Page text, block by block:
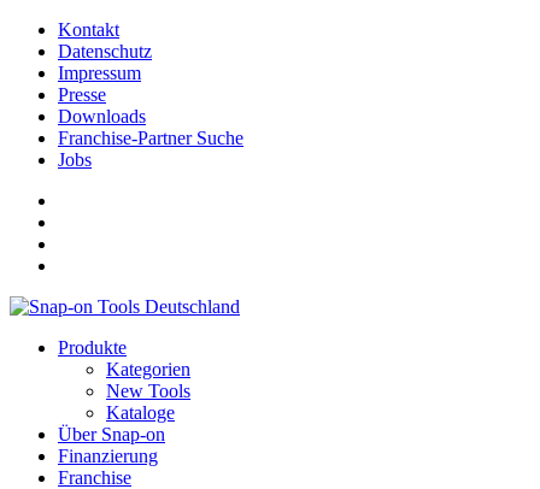
Kontakt
Datenschutz
Impressum
Presse
Downloads
Franchise-Partner Suche
Jobs
Produkte
Kategorien
New Tools
Kataloge
Über Snap-on
Finanzierung
Franchise